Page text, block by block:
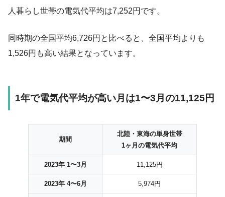
人暮らし世帯の電気代平均は7,252円です。
同時期の全国平均6,726円と比べると、全国平均よりも
1,526円も高い結果となっています。
1年で電気代平均が高い月は1〜3月の11,125円
期間
北陸・東海の単身世帯
1ヶ月の電気代平均
2023年 1〜3月 11,125円
2023年 4〜6月 5,974円